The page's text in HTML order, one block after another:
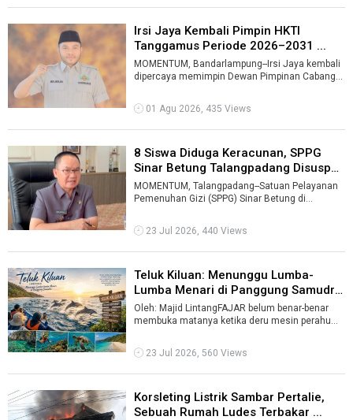
Irsi Jaya Kembali Pimpin HKTI
Tanggamus Periode 2026–2031 ...
MOMENTUM, Bandarlampung--Irsi Jaya kembali
dipercaya memimpin Dewan Pimpinan Cabang
01 Agu 2026, 435 Views
8 Siswa Diduga Keracunan, SPPG
Sinar Betung Talangpadang Disuspen
...
MOMENTUM, Talangpadang--Satuan Pelayanan
Pemenuhan Gizi (SPPG) Sinar Betung di
Tanggamus, d ...
23 Jul 2026, 440 Views
Teluk Kiluan: Menunggu Lumba-
Lumba Menari di Panggung Samudra
...
Oleh: Majid LintangFAJAR belum benar-benar
membuka matanya ketika deru mesin perahu
23 Jul 2026, 560 Views
Korsleting Listrik Sambar Pertalie,
Sebuah Rumah Ludes Terbakar ...